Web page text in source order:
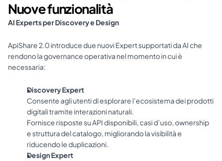
Nuove funzionalità
AI Experts per Discovery e Design
ApiShare 2.0 introduce due nuovi Expert supportati da AI che
rendono la governance operativa nel momento in cui è
necessaria:
Discovery Expert
Consente agli utenti di esplorare l’ecosistema dei prodotti
digitali tramite interazioni naturali.
Fornisce risposte su API disponibili, casi d’uso, ownership
e struttura del catalogo, migliorando la visibilità e
riducendo le duplicazioni.
Design Expert